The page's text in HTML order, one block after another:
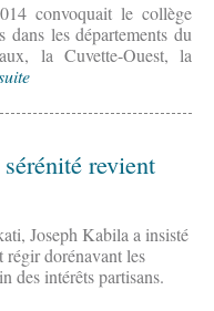
convoquait le collège
dans les départements du
la Cuvette-Ouest, la
revient
Joseph Kabila a insisté
régir dorénavant les
des intérêts partisans.